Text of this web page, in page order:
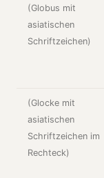
(Globus mit
asiatischen
Schriftzeichen)
(Glocke mit
asiatischen
Schriftzeichen im
Rechteck)